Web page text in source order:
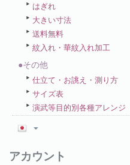
はぎれ
大きい寸法
送料無料
紋入れ・華紋入れ加工
●その他
仕立て・お誂え・測り方
サイズ表
演武等目的別各種アレンジ
アカウント